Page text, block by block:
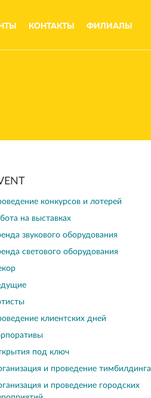
КОНТАКТЫ ФИЛИАЛЫ
конкурсов и лотерей
на выставках
звукового оборудования
светового оборудования
клиентских дней
под ключ
и проведение тимбилдинга
и проведение городских